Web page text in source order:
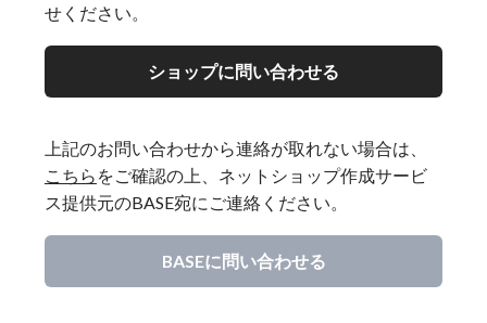
せください。
ショップに問い合わせる
上記のお問い合わせから連絡が取れない場合は、
こちら をご確認の上、ネットショップ作成サービ
ス提供元のBASE宛にご連絡ください。
BASEに問い合わせる